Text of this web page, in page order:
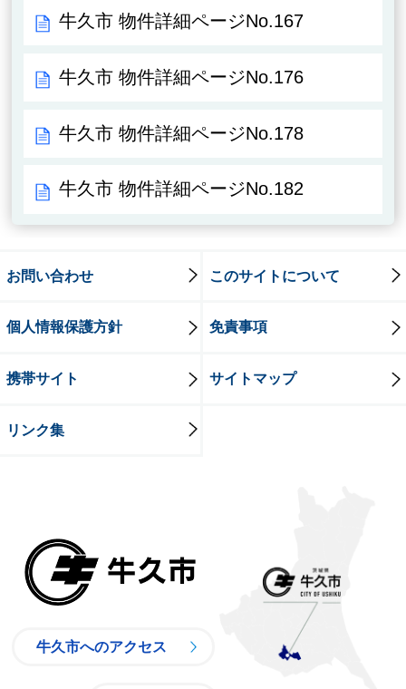
牛久市 物件詳細ページNo.167
牛久市 物件詳細ページNo.176
牛久市 物件詳細ページNo.178
牛久市 物件詳細ページNo.182
お問い合わせ このサイトについて
個人情報保護方針 免責事項
携帯サイト サイトマップ
リンク集
牛久市へのアクセス